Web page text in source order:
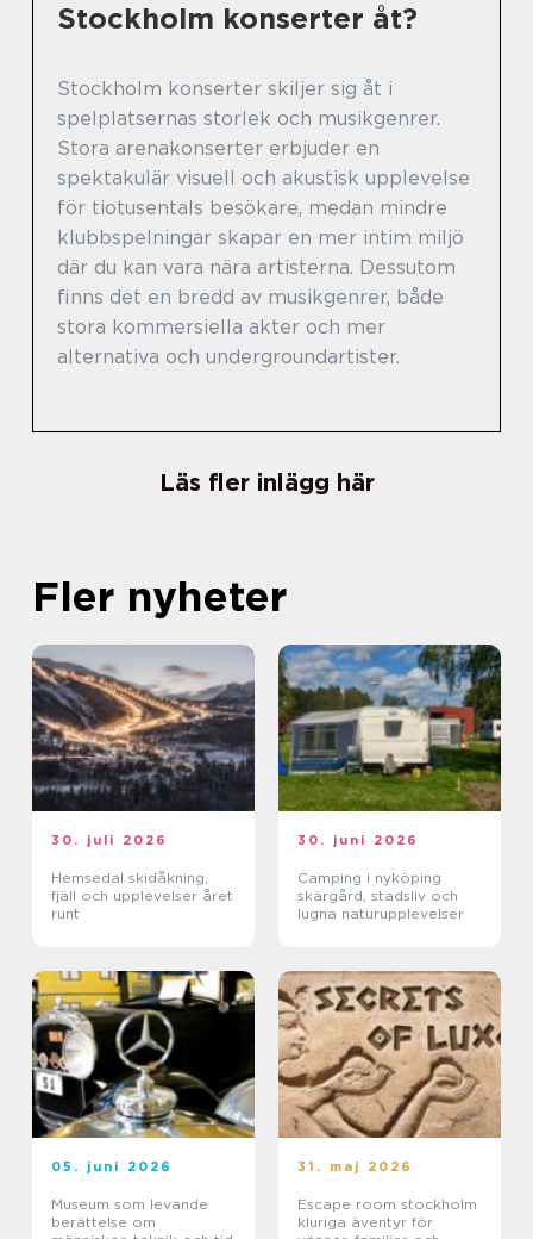
Stockholm konserter åt?
Stockholm konserter skiljer sig åt i
spelplatsernas storlek och musikgenrer.
Stora arenakonserter erbjuder en
spektakulär visuell och akustisk upplevelse
för tiotusentals besökare, medan mindre
klubbspelningar skapar en mer intim miljö
där du kan vara nära artisterna. Dessutom
finns det en bredd av musikgenrer, både
stora kommersiella akter och mer
alternativa och undergroundartister.
Läs fler inlägg här
Fler nyheter
30. juli 2026
Hemsedal skidåkning,
fjäll och upplevelser året
runt
30. juni 2026
Camping i nyköping
skärgård, stadsliv och
lugna naturupplevelser
05. juni 2026
Museum som levande
berättelse om
31. maj 2026
Escape room stockholm
kluriga äventyr för